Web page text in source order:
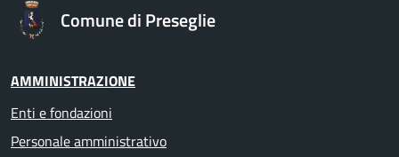
Comune di Preseglie
AMMINISTRAZIONE
Enti e fondazioni
Personale amministrativo